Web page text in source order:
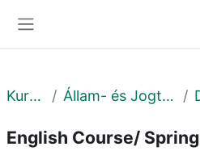
Kurzusok Állam- és Jogtudományi Kar
English Course/ Spring